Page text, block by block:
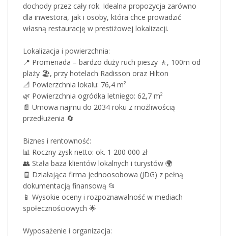
dochody przez cały rok. Idealna propozycja zarówno
dla inwestora, jak i osoby, która chce prowadzić
własną restaurację w prestiżowej lokalizacji.
Lokalizacja i powierzchnia:
📍 Promenada – bardzo duży ruch pieszy 🚶, 100m od
plaży 🏖️, przy hotelach Radisson oraz Hilton
📐 Powierzchnia lokalu: 76,4 m²
🌿 Powierzchnia ogródka letniego: 62,7 m²
📄 Umowa najmu do 2034 roku z możliwością
przedłużenia 🔄
Biznes i rentowność:
📊 Roczny zysk netto: ok. 1 200 000 zł
👥 Stała baza klientów lokalnych i turystów 🌍
🧾 Działająca firma jednoosobowa (JDG) z pełną
dokumentacją finansową 📂
📱 Wysokie oceny i rozpoznawalność w mediach
społecznościowych 🌟
Wyposażenie i organizacja: